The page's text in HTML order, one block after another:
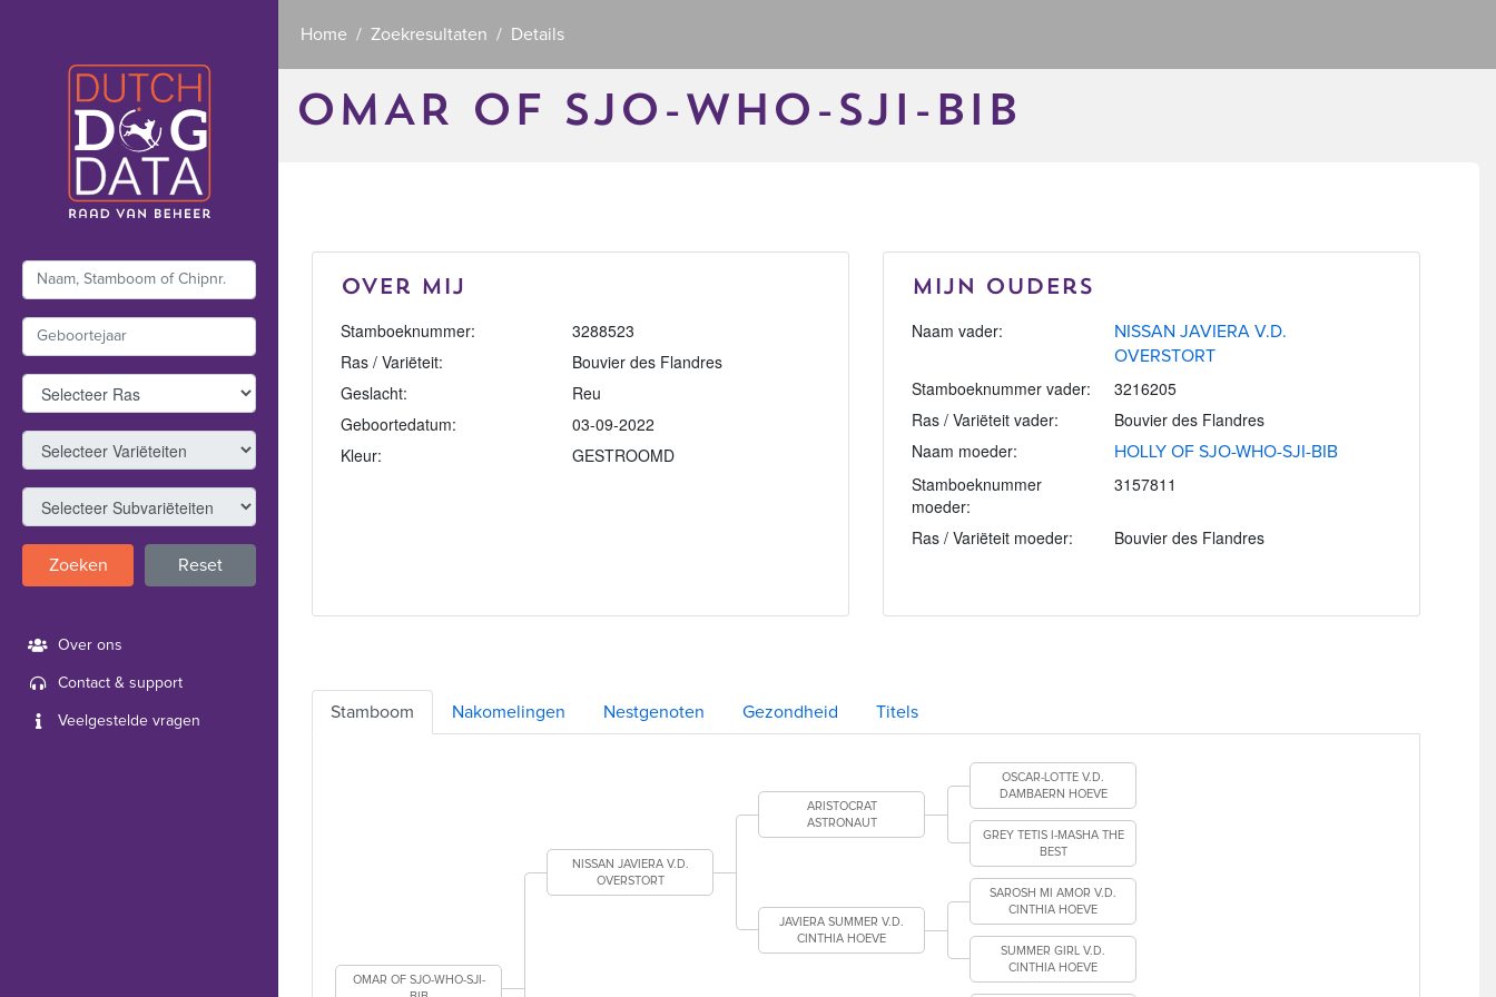
Zoeken Reset
Over ons
Contact & support
Veelgestelde vragen
Home Zoekresultaten Details
OMAR OF SJO-WHO-SJI-BIB
Over mij
Stamboeknummer:
3288523
Ras / Variëteit:
Bouvier des Flandres
Geslacht:
Reu
Geboortedatum:
03-09-2022
Kleur:
GESTROOMD
Mijn Ouders
Naam vader:
NISSAN JAVIERA V.D.
OVERSTORT
Stamboeknummer vader:
3216205
Ras / Variëteit vader:
Bouvier des Flandres
Naam moeder:
HOLLY OF SJO-WHO-SJI-BIB
Stamboeknummer
moeder:
3157811
Ras / Variëteit moeder: Bouvier des Flandres
Stamboom Nakomelingen Nestgenoten Gezondheid Titels
OMAR OF SJO-WHO-SJI-
NISSAN JAVIERA V.D.
OVERSTORT
ARISTOCRAT
ASTRONAUT
OSCAR-LOTTE V.D.
DAMBAERN HOEVE
GREY TETIS I-MASHA THE
BEST
JAVIERA SUMMER V.D.
CINTHIA HOEVE
SAROSH MI AMOR V.D.
CINTHIA HOEVE
SUMMER GIRL V.D.
CINTHIA HOEVE